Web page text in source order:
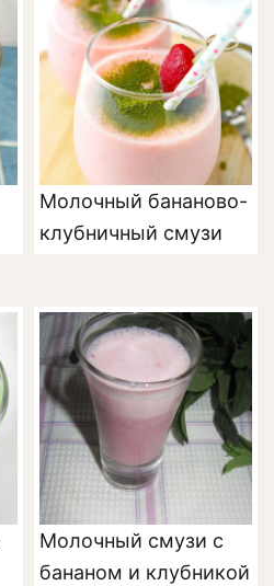
Молочный бананово-
клубничный смузи
Молочный смузи с
бананом и клубникой